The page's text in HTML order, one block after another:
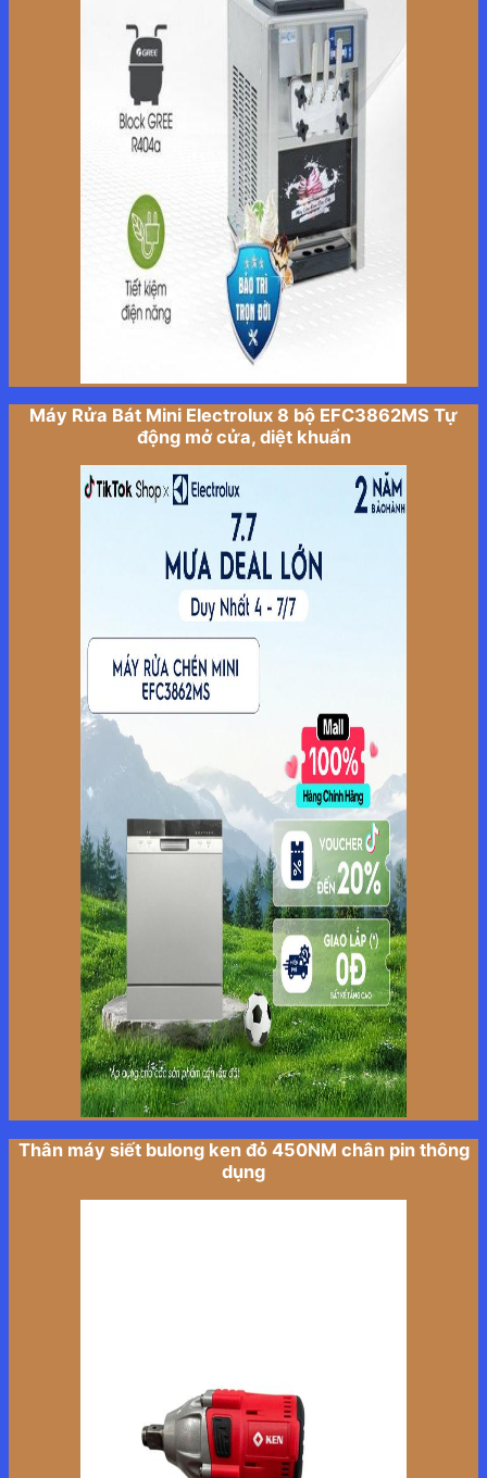
Máy Rửa Bát Mini Electrolux 8 bộ EFC3862MS Tự
động mở cửa, diệt khuẩn
Thân máy siết bulong ken đỏ 450NM chân pin thông
dụng